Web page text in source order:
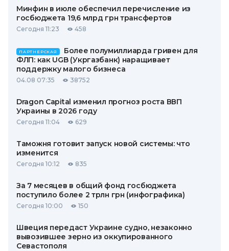
Минфин в июле обеспечил перечисление из
госбюджета 19,6 млрд грн трансфертов
Сегодня 11:23 458
ПАРТНЕРСКАЯ
Более полумиллиарда гривен для
ФЛП: как UGB (Укргазбанк) наращивает
поддержку малого бизнеса
04.08 07:35 38752
Dragon Capital изменил прогноз роста ВВП
Украины в 2026 году
Сегодня 11:04 629
Таможня готовит запуск новой системы: что
изменится
Сегодня 10:12 835
За 7 месяцев в общий фонд госбюджета
поступило более 2 трлн грн (инфографика)
Сегодня 10:00 150
Швеция передаст Украине судно, незаконно
вывозившее зерно из оккупированного
Севастополя